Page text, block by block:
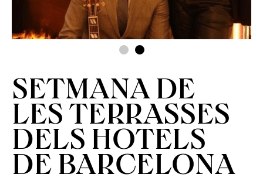
SETMANA DE
LES TERRASSES
DELS HOTELS
DE BARCELONA